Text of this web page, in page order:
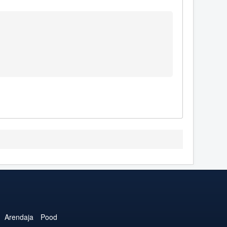
Arendaja Pood